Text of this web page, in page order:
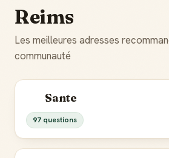
Reims
Les meilleures adresses
communauté
Sante
97 questions